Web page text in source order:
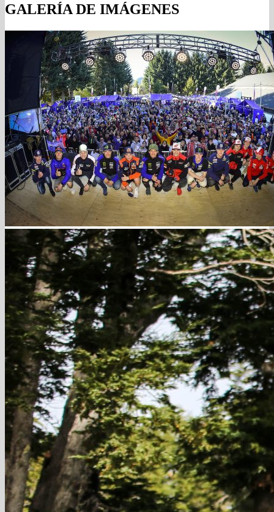
GALERÍA DE IMÁGENES